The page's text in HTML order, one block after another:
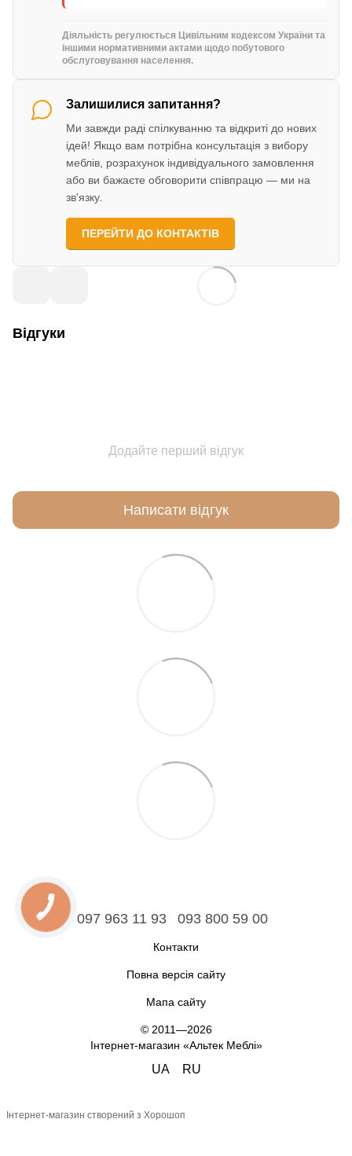
Діяльність регулюється Цивільним кодексом України та
іншими нормативними актами щодо побутового
обслуговування населення.
Залишилися запитання?
Ми завжди раді спілкуванню та відкриті до нових
ідей! Якщо вам потрібна консультація з вибору
меблів, розрахунок індивідуального замовлення
або ви бажаєте обговорити співпрацю — ми на
зв'язку.
ПЕРЕЙТИ ДО КОНТАКТІВ
Відгуки
Додайте перший відгук
Написати відгук
097 963 11 93 093 800 59 00
Контакти
Повна версія сайту
Мапа сайту
© 2011—2026
Інтернет-магазин «Альтек Меблі»
UA RU
Інтернет-магазин створений з Хорошоп